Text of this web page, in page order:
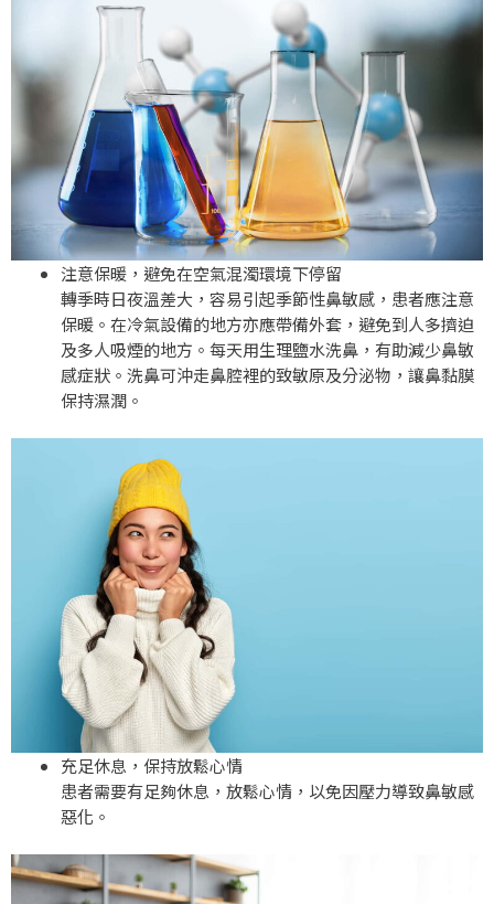
注意保暖，避免在空氣混濁環境下停留
轉季時日夜溫差大，容易引起季節性鼻敏感，患者應注意
保暖。在冷氣設備的地方亦應帶備外套，避免到人多擠迫
及多人吸煙的地方。每天用生理鹽水洗鼻，有助減少鼻敏
感症狀。洗鼻可沖走鼻腔裡的致敏原及分泌物，讓鼻黏膜
保持濕潤。
充足休息，保持放鬆心情
患者需要有足夠休息，放鬆心情，以免因壓力導致鼻敏感
惡化。